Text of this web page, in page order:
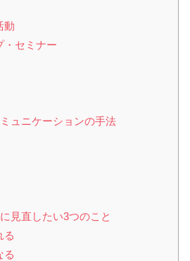
動
・セミナー
ュニケーションの手法
見直したい3つのこと
る
る